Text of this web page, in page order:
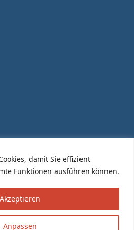
damit Sie effizient
Funktionen ausführen können.
Anpassen
Akzeptieren
TSV 1881 e.V. Altshausen.